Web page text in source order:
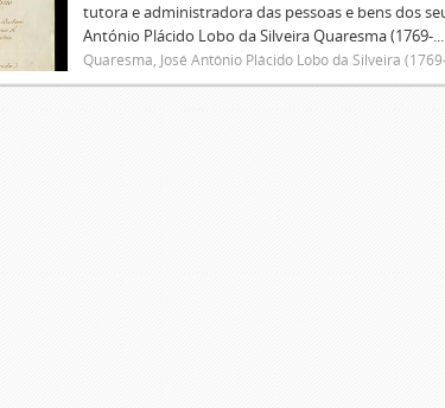
tutora e administradora das pessoas e bens dos
António Plácido Lobo da Silveira Quaresma (1769-...
Quaresma, José António Plácido Lobo da Silveira